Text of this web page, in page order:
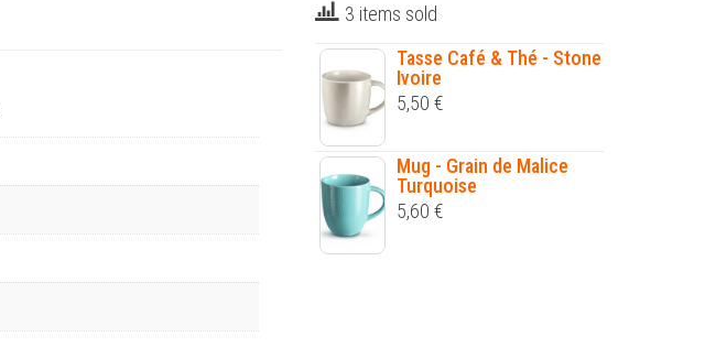
3 items sold
Tasse Café & Thé - Stone
Ivoire
5,50 €
Mug - Grain de Malice
Turquoise
5,60 €